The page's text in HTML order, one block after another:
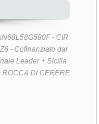
- CIR
- Cofinanziato dal
Leader + Sicilia
DI CERERE